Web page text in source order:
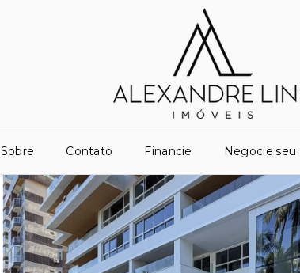
Sobre Contato Financie Negocie seu